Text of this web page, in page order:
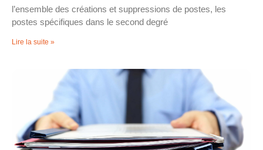
l’ensemble des créations et suppressions de postes, les
postes spécifiques dans le second degré
Lire la suite »